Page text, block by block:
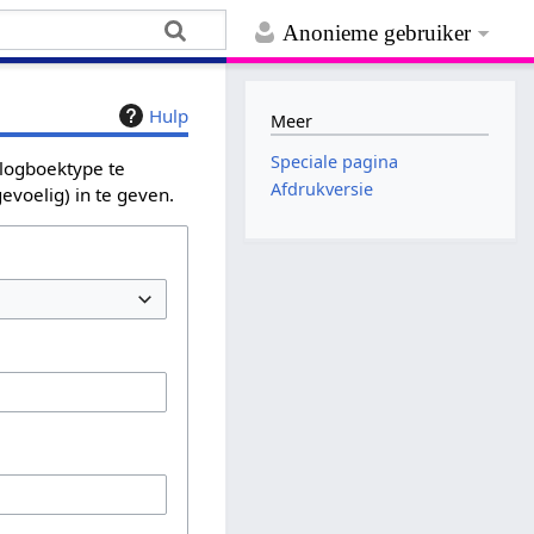
Anonieme gebruiker
Hulp
te
in te geven.
Meer
Speciale pagina
Afdrukversie